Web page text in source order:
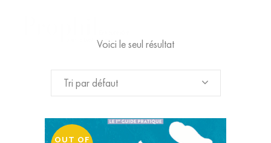
Voici le seul résultat
Tri par défaut
OUT OF